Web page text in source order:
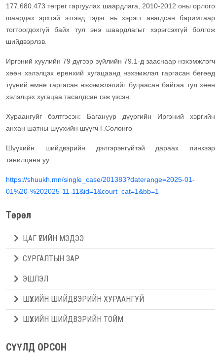
177.680.473 төгрөг гаргуулах шаардлага, 2010-2012 оны орлого
шаардах эрхтэй этгээд гэдэг нь хэрэгт авагдсан баримтаар
тогтоогдохгүй байх тул энэ шаардлагыг хэрэгсэхгүй болгож
шийдвэрлэв.
Иргэний хуулийн 79 дүгээр зүйлийн 79.1-д зааснаар нэхэмжлэгч
хөөн хэлэлцэх ерөнхий хугацаанд нэхэмжлэл гаргасан бөгөөд
түүний өмнө гаргасан нэхэмжлэлийг буцаасан байгаа тул хөөн
хэлэлцэх хугацаа тасалдсан гэж үзсэн.
Хураангуйг бэлтгэсэн: Багануур дүүргийн Иргэний хэргийн
анхан шатны шүүхийн шүүгч Г.Солонго
Шүүхийн шийдвэрийн дэлгэрэнгүйтэй дараах линкээр
танилцана уу.
https://shuukh.mn/single_case/201383?daterange=2025-01-
01%20-%202025-11-11&id=1&court_cat=1&bb=1
Төрөл
ЦАГ ҮЕИЙН МЭДЭЭ
СУРГАЛТЫН ЗАР
ЭШЛЭЛ
ШҮҮХИЙН ШИЙДВЭРИЙН ХУРААНГУЙ
ШҮҮХИЙН ШИЙДВЭРИЙН ТОЙМ
СҮҮЛД ОРСОН